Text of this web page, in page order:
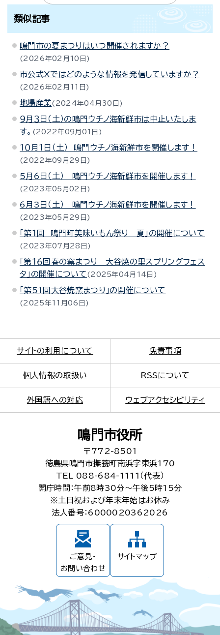
類似記事
鳴門市の夏まつりはいつ開催されますか？
2026年02月10日
市公式Xではどのような情報を発信していますか？
2026年02月11日
地場産業 2024年04月30日
９月３日（土）の鳴門ウチノ海新鮮市は中止いたしま
す。
2022年09月01日
１０月１日（土） 鳴門ウチノ海新鮮市を開催します！
2022年09月29日
5月6日（土） 鳴門ウチノ海新鮮市を開催します！
2023年05月02日
6月3日（土） 鳴門ウチノ海新鮮市を開催します！
2023年05月29日
「第１回 鳴門町美味いもん祭り 夏」の開催について
2023年07月28日
「第１６回春の窯まつり 大谷焼の里スプリングフェス
タ」の開催について
2025年04月14日
「第51回大谷焼窯まつり」の開催について
2025年11月06日
サイトの利用について 免責事項
個人情報の取扱い RSSについて
外国語への対応 ウェブアクセシビリティ
鳴門市役所
〒772-8501
徳島県鳴門市撫養町南浜字東浜170
TEL 088-684-1111（代表）
開庁時間：午前8時30分～午後5時15分
※土日祝および年末年始はお休み
法人番号：6000020362026
ご意見・
お問い合わせ
サイトマップ